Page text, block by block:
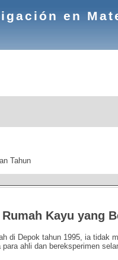
en
Tahun
Kayu yang
di Depok tahun 1995, ia tidak
ahli dan bereksperimen